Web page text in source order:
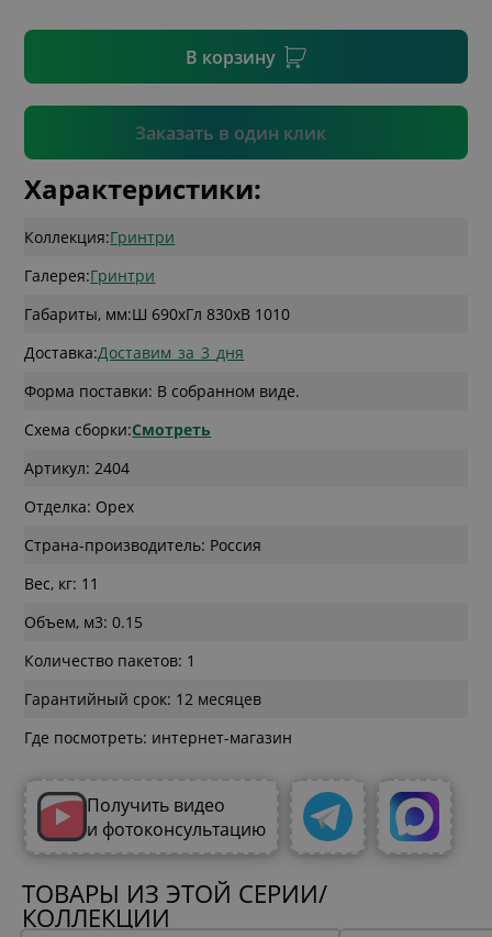
В корзину
Заказать в один клик
Подтвердить
Характеристики:
Коллекция:Гринтри
Галерея:Гринтри
Габариты, мм:Ш 690xГл 830xВ 1010
Доставка:Доставим_за_3_дня
Форма поставки: В собранном виде.
Схема сборки:Смотреть
Артикул: 2404
Отделка: Орех
Страна-производитель: Россия
Вес, кг: 11
Объем, м3: 0.15
Количество пакетов: 1
Гарантийный срок: 12 месяцев
Где посмотреть: интернет-магазин
Получить видео
и фотоконсультацию
ТОВАРЫ ИЗ ЭТОЙ СЕРИИ/
КОЛЛЕКЦИИ